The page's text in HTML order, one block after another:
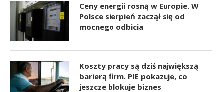
Ceny energii rosną w Europie. W
Polsce sierpień zaczął się od
mocnego odbicia
Koszty pracy są dziś największą
barierą firm. PIE pokazuje, co
jeszcze blokuje biznes